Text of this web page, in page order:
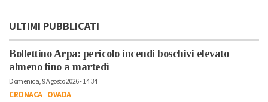
ULTIMI PUBBLICATI
Bollettino Arpa: pericolo incendi boschivi elevato
almeno fino a martedì
Domenica, 9 Agosto 2026 - 14:34
CRONACA-OVADA